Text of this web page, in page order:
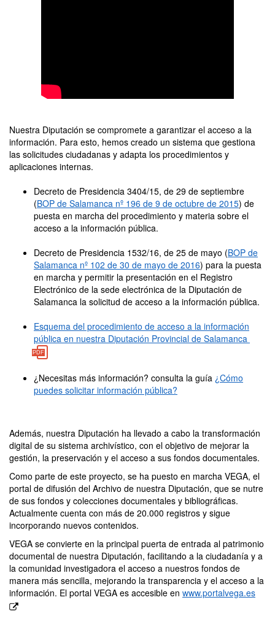
Nuestra Diputación se compromete a garantizar el acceso a la
información. Para esto, hemos creado un sistema que gestiona
las solicitudes ciudadanas y adapta los procedimientos y
aplicaciones internas.
Decreto de Presidencia 3404/15, de 29 de septiembre
(BOP de Salamanca nº 196 de 9 de octubre de 2015) de
puesta en marcha del procedimiento y materia sobre el
acceso a la información pública.
Decreto de Presidencia 1532/16, de 25 de mayo (BOP de
Salamanca nº 102 de 30 de mayo de 2016) para la puesta
en marcha y permitir la presentación en el Registro
Electrónico de la sede electrónica de la Diputación de
Salamanca la solicitud de acceso a la información pública.
Esquema del procedimiento de acceso a la información
pública en nuestra Diputación Provincial de Salamanca
¿Necesitas más información? consulta la guía ¿Cómo
puedes solicitar información pública?
Además, nuestra Diputación ha llevado a cabo la transformación
digital de su sistema archivístico, con el objetivo de mejorar la
gestión, la preservación y el acceso a sus fondos documentales.
Como parte de este proyecto, se ha puesto en marcha VEGA, el
portal de difusión del Archivo de nuestra Diputación, que se nutre
de sus fondos y colecciones documentales y bibliográficas.
Actualmente cuenta con más de 20.000 registros y sigue
incorporando nuevos contenidos.
VEGA se convierte en la principal puerta de entrada al patrimonio
documental de nuestra Diputación, facilitando a la ciudadanía y a
la comunidad investigadora el acceso a nuestros fondos de
manera más sencilla, mejorando la transparencia y el acceso a la
información. El portal VEGA es accesible en www.portalvega.es